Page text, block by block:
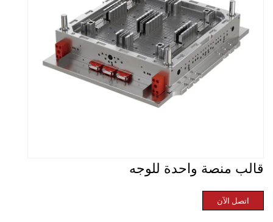
قالب منصة واحدة للوجه
اتصل الآن